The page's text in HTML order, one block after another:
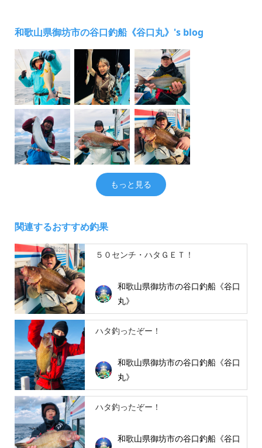
和歌山県御坊市の谷口釣船《谷口丸》's blog
もっと見る
関連するおすすめ釣果
５０センチ・ハタＧＥＴ！
和歌山県御坊市の谷口釣船《谷口
丸》
ハタ釣ったぞー！
和歌山県御坊市の谷口釣船《谷口
丸》
ハタ釣ったぞー！
和歌山県御坊市の谷口釣船《谷口